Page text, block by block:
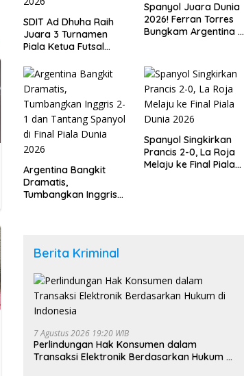
SDIT Ad Dhuha Raih
Juara 3 Turnamen
Piala Ketua Futsal
2026
Spanyol Juara Dunia
2026! Ferran Torres
Bungkam Argentina di
Argentina Bangkit
Dramatis,
Tumbangkan Inggris
Spanyol Singkirkan
Prancis 2-0, La Roja
Melaju ke Final Piala
Berita Kriminal
7 Agustus 2026 19:20 WIB
Perlindungan Hak Konsumen dalam
Transaksi Elektronik Berdasarkan Hukum di